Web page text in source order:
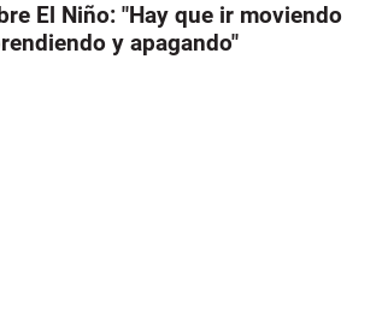
El Niño: "Hay que ir moviendo
y apagando"